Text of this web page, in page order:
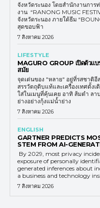
จังหวัดระนอง โดยสำนักงานการ
งาน “RANONG MUSIC
จังหวัดระนอง ภายใต้ธีม
สุดขอบฟ้า
7 สิงหาคม 2026
LIFESTYLE
MAGURO GROUP เปิดตัวแ
สมัย
จุดเด่นของ "หลาย" อยู่ที่รสชาติ
สรรวัตถุดิบแท้และเครื่องเทศดั้ง
ใส่ในเมนูที่คุ้นเคย อาทิ ส้มตำ ล
ย่างอย่างกุ้งแม่น้ำย่าง
7 สิงหาคม 2026
ENGLISH
GARTNER PREDICTS
STEM FROM AI-
By 2029, most privacy
exposure of personally
generated inferences about
a business and technology
7 สิงหาคม 2026